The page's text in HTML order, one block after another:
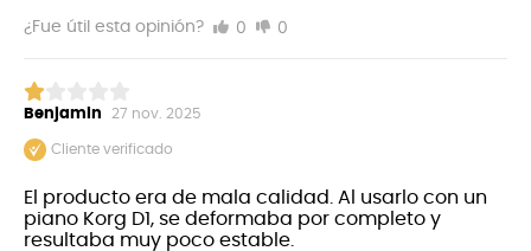
¿Fue útil esta opinión? 0 0
Benjamin 27 nov. 2025
Cliente verificado
El producto era de mala calidad. Al usarlo con un
piano Korg D1, se deformaba por completo y
resultaba muy poco estable.